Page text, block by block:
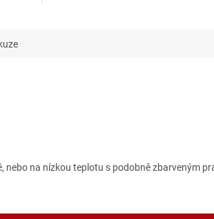
nebo na nízkou teplotu s podobně zbarveným